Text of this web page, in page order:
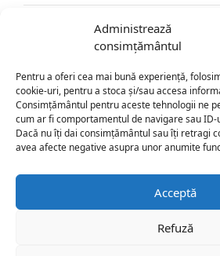
Administrează
consimțământul
Pentru a oferi cea mai bună experiență,
cookie-uri, pentru a stoca și/sau accesa
Consimțământul pentru aceste tehnologii ne
cum ar fi comportamentul de navigare sau
Dacă nu îți dai consimțământul sau îți retragi
avea afecte negative asupra unor anumite
Acceptă
Refuză
Rețele sociale
Ne puteți găsi și pe rețelele sociale.